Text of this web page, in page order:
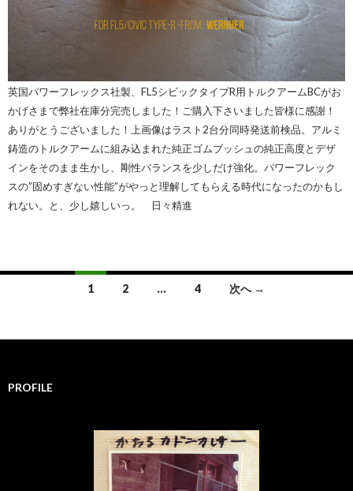
英国パワーフレックス社製、FL5シビックタイプR用トルクアームBCがお
かげさまで弊社在庫分完売しました！ご購入下さいました皆様に感謝！
ありがとうございました！上画像はラスト2台分同時発送前検品。アルミ
鋳造のトルクアームに組み込まれた純正ゴムブッシュの純正高度とデザ
インをそのまま生かし、剛性バランスを少しだけ強化。パワーフレック
スの”固めすぎない性能”がやっと理解してもらえる時代になったのかもし
れない。と、少し嬉しいっ。 日々精進
稿
ビ
1 2 … 4 次へ →
PROFILE